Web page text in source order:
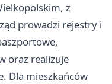
z
prowadzi rejestry i
oraz realizuje
Dla mieszkańców